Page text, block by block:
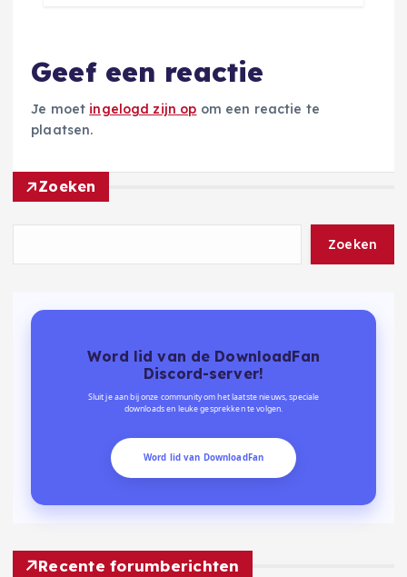
Geef een reactie
Je moet ingelogd zijn op om een reactie te
plaatsen.
Zoeken
Zoeken
Word lid van de DownloadFan
Discord-server!
Sluit je aan bij onze community om het laatste nieuws, speciale
downloads en leuke gesprekken te volgen.
Word lid van DownloadFan
Recente forumberichten